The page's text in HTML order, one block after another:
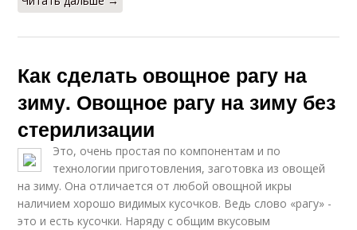
Как сделать овощное рагу на
зиму. Овощное рагу на зиму без
стерилизации
Это, очень простая по компонентам и по
технологии приготовления, заготовка из овощей
на зиму. Она отличается от любой овощной икры
наличием хорошо видимых кусочков. Ведь слово «рагу» -
это и есть кусочки. Наряду с общим вкусовым